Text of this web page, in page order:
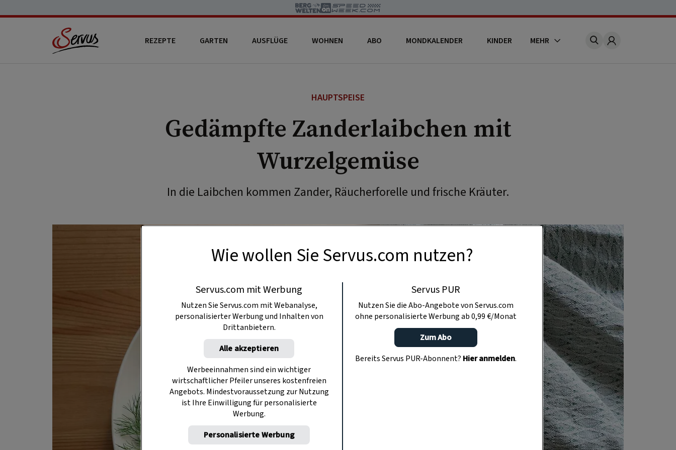
REZEPTE GARTEN AUSFLÜGE WOHNEN ABO MONDKALENDER KINDER MEHR Account
HAUPTSPEISE
Gedämpfte Zanderlaibchen mit
Wurzelgemüse
In die Laibchen kommen Zander, Räucherforelle und frische Kräuter.
Wie wollen Sie Servus.com nutzen?
Servus.com mit Werbung
Nutzen Sie Servus.com mit Webanalyse,
personalisierter Werbung und Inhalten von
Drittanbietern.
Alle akzeptieren
Werbeeinnahmen sind ein wichtiger
wirtschaftlicher Pfeiler unseres kostenfreien
Angebots. Mindestvoraussetzung zur Nutzung
ist Ihre Einwilligung für personalisierte
Werbung.
Personalisierte Werbung
Servus PUR
Nutzen Sie die Abo-Angebote von Servus.com
ohne personalisierte Werbung ab 0,99 €/Monat
Zum Abo
Bereits Servus PUR-Abonnent? Hier anmelden.